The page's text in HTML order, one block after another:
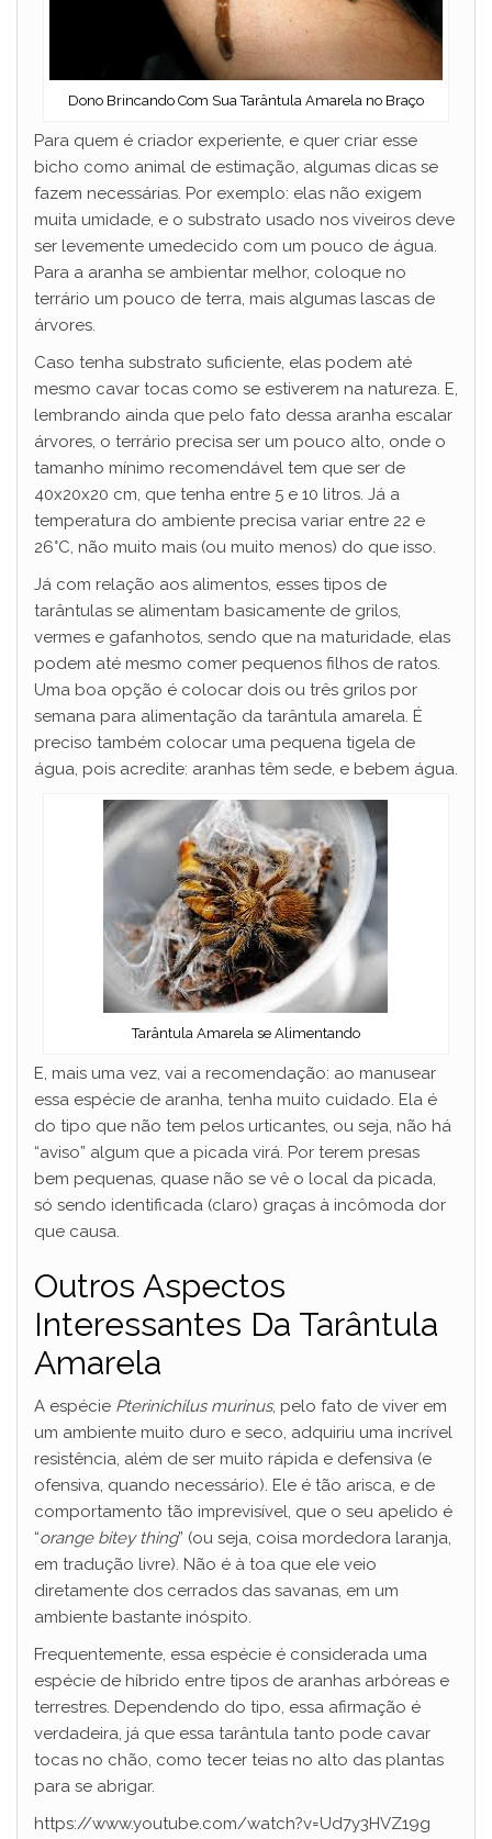
Dono Brincando Com Sua Tarântula Amarela no Braço
Para quem é criador experiente, e quer criar esse
bicho como animal de estimação, algumas dicas se
fazem necessárias. Por exemplo: elas não exigem
muita umidade, e o substrato usado nos viveiros deve
ser levemente umedecido com um pouco de água.
Para a aranha se ambientar melhor, coloque no
terrário um pouco de terra, mais algumas lascas de
árvores.
Caso tenha substrato suficiente, elas podem até
mesmo cavar tocas como se estiverem na natureza. E,
lembrando ainda que pelo fato dessa aranha escalar
árvores, o terrário precisa ser um pouco alto, onde o
tamanho mínimo recomendável tem que ser de
40x20x20 cm, que tenha entre 5 e 10 litros. Já a
temperatura do ambiente precisa variar entre 22 e
26°C, não muito mais (ou muito menos) do que isso.
Já com relação aos alimentos, esses tipos de
tarântulas se alimentam basicamente de grilos,
vermes e gafanhotos, sendo que na maturidade, elas
podem até mesmo comer pequenos filhos de ratos.
Uma boa opção é colocar dois ou três grilos por
semana para alimentação da tarântula amarela. É
preciso também colocar uma pequena tigela de
água, pois acredite: aranhas têm sede, e bebem água.
Tarântula Amarela se Alimentando
E, mais uma vez, vai a recomendação: ao manusear
essa espécie de aranha, tenha muito cuidado. Ela é
do tipo que não tem pelos urticantes, ou seja, não há
“aviso” algum que a picada virá. Por terem presas
bem pequenas, quase não se vê o local da picada,
só sendo identificada (claro) graças à incômoda dor
que causa.
Outros Aspectos
Interessantes Da Tarântula
Amarela
A espécie Pterinichilus murinus, pelo fato de viver em
um ambiente muito duro e seco, adquiriu uma incrível
resistência, além de ser muito rápida e defensiva (e
ofensiva, quando necessário). Ele é tão arisca, e de
comportamento tão imprevisível, que o seu apelido é
“orange bitey thing” (ou seja, coisa mordedora laranja,
em tradução livre). Não é à toa que ele veio
diretamente dos cerrados das savanas, em um
ambiente bastante inóspito.
Frequentemente, essa espécie é considerada uma
espécie de híbrido entre tipos de aranhas arbóreas e
terrestres. Dependendo do tipo, essa afirmação é
verdadeira, já que essa tarântula tanto pode cavar
tocas no chão, como tecer teias no alto das plantas
para se abrigar.
https://www.youtube.com/watch?v=Ud7y3HVZ19g